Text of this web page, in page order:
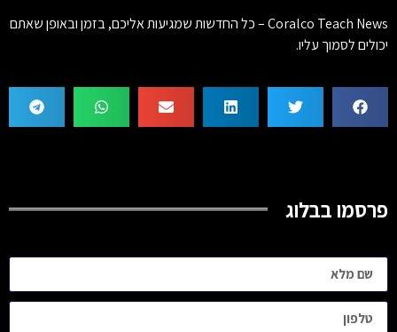
Coralco Teach News – כל החדשות שמגיעות אליכם, בזמן ובאופן שאתם
יכולים לסמוך עליו.
פרסמו בבלוג